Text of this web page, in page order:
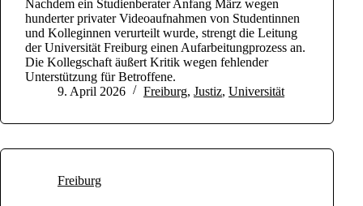
Nachdem ein Studienberater Anfang März wegen
hunderter privater Videoaufnahmen von Studentinnen
und Kolleginnen verurteilt wurde, strengt die Leitung
der Universität Freiburg einen Aufarbeitungprozess an.
Die Kollegschaft äußert Kritik wegen fehlender
Unterstützung für Betroffene.
9. April 2026
Freiburg, Justiz, Universität
Freiburg